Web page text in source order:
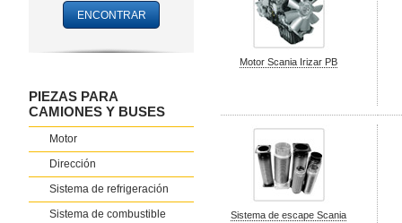
PIEZAS PARA
CAMIONES Y BUSES
Motor
Dirección
Sistema de refrigeración
Sistema de combustible
Motor Scania Irizar PB
Sistema de escape Scania